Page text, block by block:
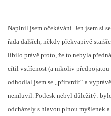
Naplnil jsem očekávání. Jen jsem si
řada dalších, někdy překvapivě
líbilo právě proto, že to nebyla
cítil vstřícnost (a nikoliv předpojatou
odhodlal jsem se „přitvrdit“ a
nemluvil. Potlesk nebyl důležitý:
odcházely s hlavou plnou myšlenek